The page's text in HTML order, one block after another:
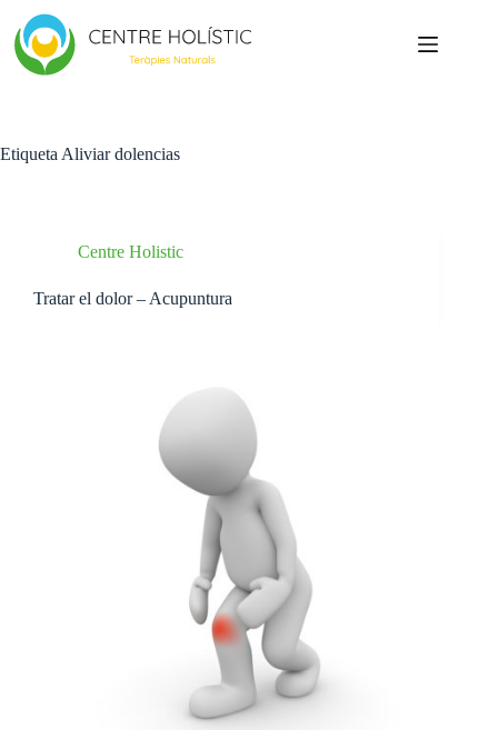
contenido
Etiqueta Aliviar dolencias
Centre Holistic
Tratar el dolor – Acupuntura